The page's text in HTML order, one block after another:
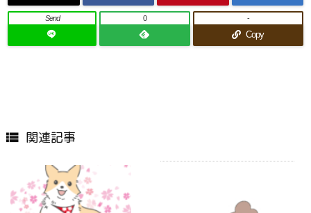
Send 0
Copy
-
 関連記事